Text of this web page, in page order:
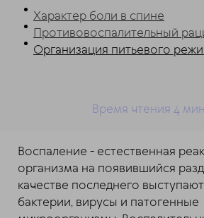
Характер боли в спине
Противовоспалительный
Организация питьевого
Время чтения 4
Воспаление - естественная
организма на появившийся
качестве последнего
бактерии, вирусы и патогенные